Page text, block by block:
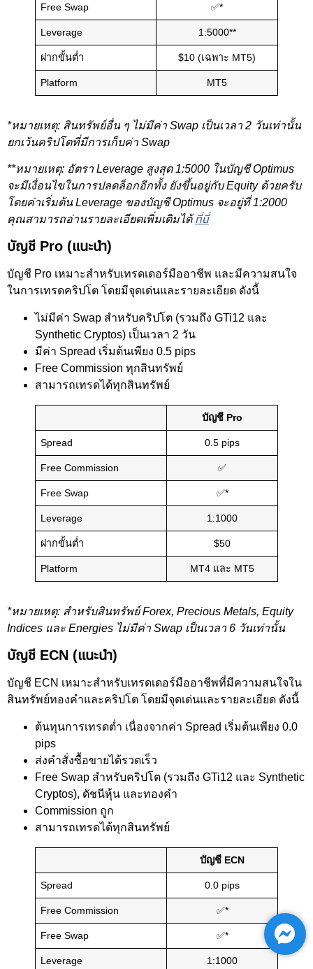
Free Swap ✅*
Leverage 1:5000**
ฝากขั้นต่ำ $10 (เฉพาะ MT5)
Platform MT5
*หมายเหตุ: สินทรัพย์อื่น ๆ ไม่มีค่า Swap เป็นเวลา 2 วันเท่านั้น
ยกเว้นคริปโตที่มีการเก็บค่า Swap
**หมายเหตุ: อัตรา Leverage สูงสุด 1:5000 ในบัญชี Optimus
จะมีเงื่อนไขในการปลดล็อกอีกทั้ง ยังขึ้นอยู่กับ Equity ด้วยครับ
โดยค่าเริ่มต้น Leverage ของบัญชี Optimus จะอยู่ที่ 1:2000
คุณสามารถอ่านรายละเอียดเพิ่มเติมได้ที่นี่
บัญชี Pro (แนะนำ)
บัญชี Pro เหมาะสำหรับเทรดเดอร์มืออาชีพ และมีความสนใจ
ในการเทรดคริปโต โดยมีจุดเด่นและรายละเอียด ดังนี้
ไม่มีค่า Swap สำหรับคริปโต (รวมถึง GTi12 และ
Synthetic Cryptos) เป็นเวลา 2 วัน
มีค่า Spread เริ่มต้นเพียง 0.5 pips
Free Commission ทุกสินทรัพย์
สามารถเทรดได้ทุกสินทรัพย์
บัญชี Pro
Spread 0.5 pips
Free Commission ✅
Free Swap ✅*
Leverage 1:1000
ฝากขั้นต่ำ $50
Platform MT4 และ MT5
*หมายเหตุ: สำหรับสินทรัพย์ Forex, Precious Metals, Equity
Indices และ Energies ไม่มีค่า Swap เป็นเวลา 6 วันเท่านั้น
บัญชี ECN (แนะนำ)
บัญชี ECN เหมาะสำหรับเทรดเดอร์มืออาชีพที่มีความสนใจใน
สินทรัพย์ทองคำและคริปโต โดยมีจุดเด่นและรายละเอียด ดังนี้
ต้นทุนการเทรดต่ำ เนื่องจากค่า Spread เริ่มต้นเพียง 0.0
pips
ส่งคำสั่งซื้อขายได้รวดเร็ว
Free Swap สำหรับคริปโต (รวมถึง GTi12 และ Synthetic
Cryptos), ดัชนีหุ้น และทองคำ
Commission ถูก
สามารถเทรดได้ทุกสินทรัพย์
บัญชี ECN
Spread 0.0 pips
Free Commission ✅*
Free Swap ✅*
Leverage 1:1000